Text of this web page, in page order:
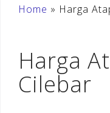
Home » Harga
Harga
Cilebar